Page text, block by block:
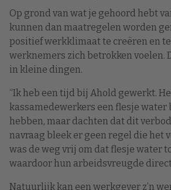
Op grond van wat je gehoord hebt
kunnen dan maatregelen worden
positief werkklimaat te creëren en
werknemers zich betrokken voelen.
in kleine dingen.
“Ik heb een tijd bij Ahold gewerkt.
kassamedewerkers een flesje water
hebben, maar dachten dat dit
navraag bleek er geen regel die het
was de weg vrij om dat flesje water
waardoor hun arbeidsvreugde direct
Natuurlijk kan een werkgever z’n